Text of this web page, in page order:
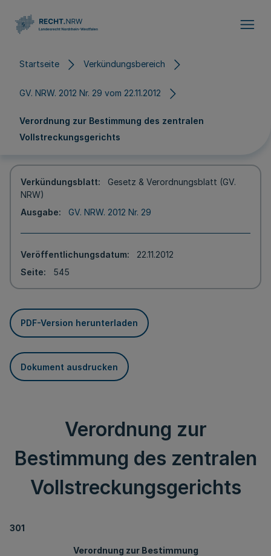
Startseite Verkündungsbereich
GV. NRW. 2012 Nr. 29 vom 22.11.2012
Verordnung zur Bestimmung des zentralen
Vollstreckungsgerichts
Verkündungsblatt
Gesetz & Verordnungsblatt (GV.
NRW)
Ausgabe
GV. NRW. 2012 Nr. 29
Veröffentlichungsdatum
22.11.2012
Seite
545
PDF-Version herunterladen
Dokument ausdrucken
Verordnung zur
Bestimmung des zentralen
Vollstreckungsgerichts
301
Verordnung zur Bestimmung